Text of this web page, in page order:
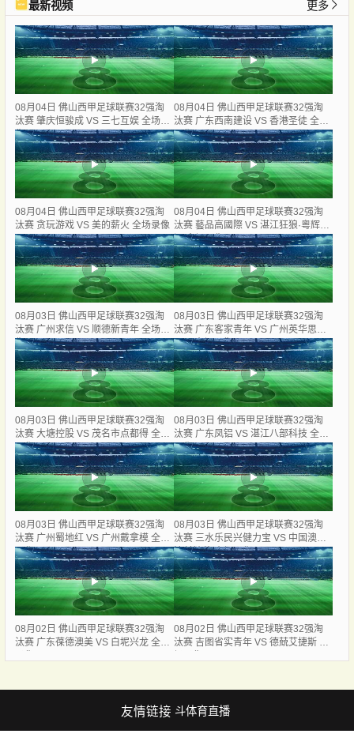
最新视频 更多
08月04日 佛山西甲足球联赛32强淘
汰赛 肇庆恒骏成 VS 三七互娱 全场录
像
08月04日 佛山西甲足球联赛32强淘
汰赛 广东西南建设 VS 香港圣徒 全场
录像
08月04日 佛山西甲足球联赛32强淘
汰赛 贪玩游戏 VS 美的薪火 全场录像
08月04日 佛山西甲足球联赛32强淘
汰赛 藝品高國際 VS 湛江狂狼·粵辉能
源 全场录像
08月03日 佛山西甲足球联赛32强淘
汰赛 广州求信 VS 顺德新青年 全场录
像
08月03日 佛山西甲足球联赛32强淘
汰赛 广东客家青年 VS 广州英华思力
U17 全场录像
08月03日 佛山西甲足球联赛32强淘
汰赛 大塘控股 VS 茂名市点都得 全场
录像
08月03日 佛山西甲足球联赛32强淘
汰赛 广东凤铝 VS 湛江八部科技 全场
录像
08月03日 佛山西甲足球联赛32强淘
汰赛 广州蜀地红 VS 广州戴拿模 全场
录像
08月03日 佛山西甲足球联赛32强淘
汰赛 三水乐民兴健力宝 VS 中国澳门
澳科精英 全场录像
08月02日 佛山西甲足球联赛32强淘
汰赛 广东葆德澳美 VS 白坭兴龙 全场
08月02日 佛山西甲足球联赛32强淘
汰赛 吉图省实青年 VS 德兢艾捷斯 全
友情链接 斗体育直播